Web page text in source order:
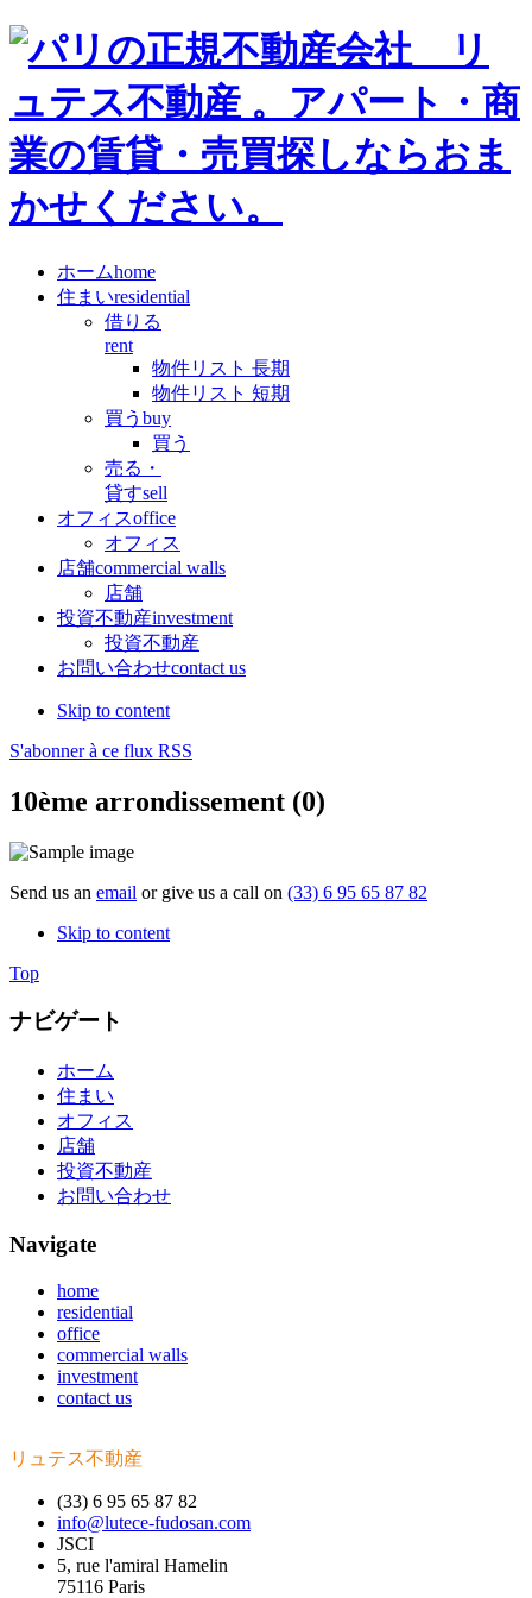
ホームhome
住まいresidential
借りる
rent
物件リスト 長期
物件リスト 短期
買う buy
買う
売る・
貸すsell
オフィスoffice
オフィス
店舗commercial walls
店舗
投資不動産investment
投資不動産
お問い合わせcontact us
Skip to content
S'abonner à ce flux RSS
10ème arrondissement (0)
Send us an email or give us a call on (33) 6 95 65 87 82
Skip to content
Top
ナビゲート
ホーム
住まい
オフィス
店舗
投資不動産
お問い合わせ
Navigate
home
residential
office
commercial walls
investment
contact us
リュテス不動産
(33) 6 95 65 87 82
info@lutece-fudosan.com
JSCI
5, rue l'amiral Hamelin
75116 Paris